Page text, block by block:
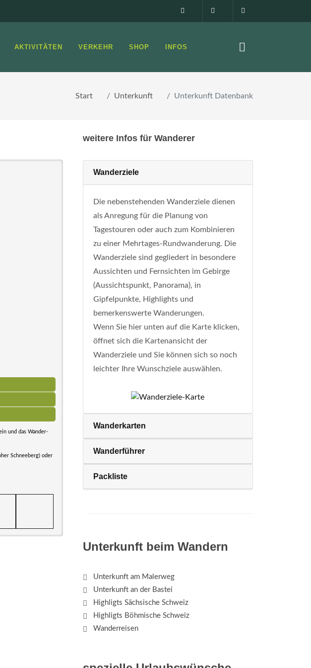
Impressum0160 99873408
AKTIVITÄTEN VERKEHR SHOP INFOS
Start Unterkunft Unterkunft Datenbank
und das Wander-
Schneeberg) oder
weitere Infos für Wanderer
Wanderziele
Die nebenstehenden Wanderziele dienen
als Anregung für die Planung von
Tagestouren oder auch zum Kombinieren
zu einer Mehrtages-Rundwanderung. Die
Wanderziele sind gegliedert in besondere
Aussichten und Fernsichten im Gebirge
(Aussichtspunkt, Panorama), in
Gipfelpunkte, Highlights und
bemerkenswerte Wanderungen.
Wenn Sie hier unten auf die Karte klicken,
öffnet sich die Kartenansicht der
Wanderziele und Sie können sich so noch
leichter Ihre Wunschziele auswählen.
Wanderkarten
Wanderführer
Packliste
Unterkunft beim Wandern
Unterkunft am Malerweg
Unterkunft an der Bastei
Highligts Sächsische Schweiz
Highligts Böhmische Schweiz
Wanderreisen